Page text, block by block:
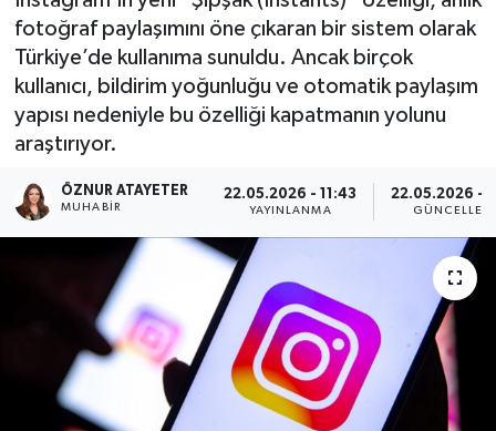
fotoğraf paylaşımını öne çıkaran bir sistem olarak
Türkiye’de kullanıma sunuldu. Ancak birçok
kullanıcı, bildirim yoğunluğu ve otomatik paylaşım
yapısı nedeniyle bu özelliği kapatmanın yolunu
araştırıyor.
ÖZNUR ATAYETER
MUHABIR
22.05.2026 - 11:43
YAYINLANMA
22.05.2026 -